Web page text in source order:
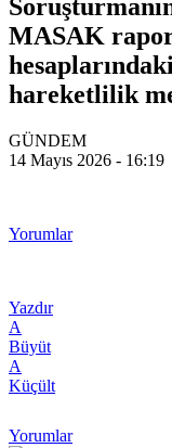
MASAK
hareketlilik
GÜNDEM
14 Mayıs 2026 - 16:19
Yorumlar
Yazdır
A
Büyüt
A
Küçült
Yorumlar